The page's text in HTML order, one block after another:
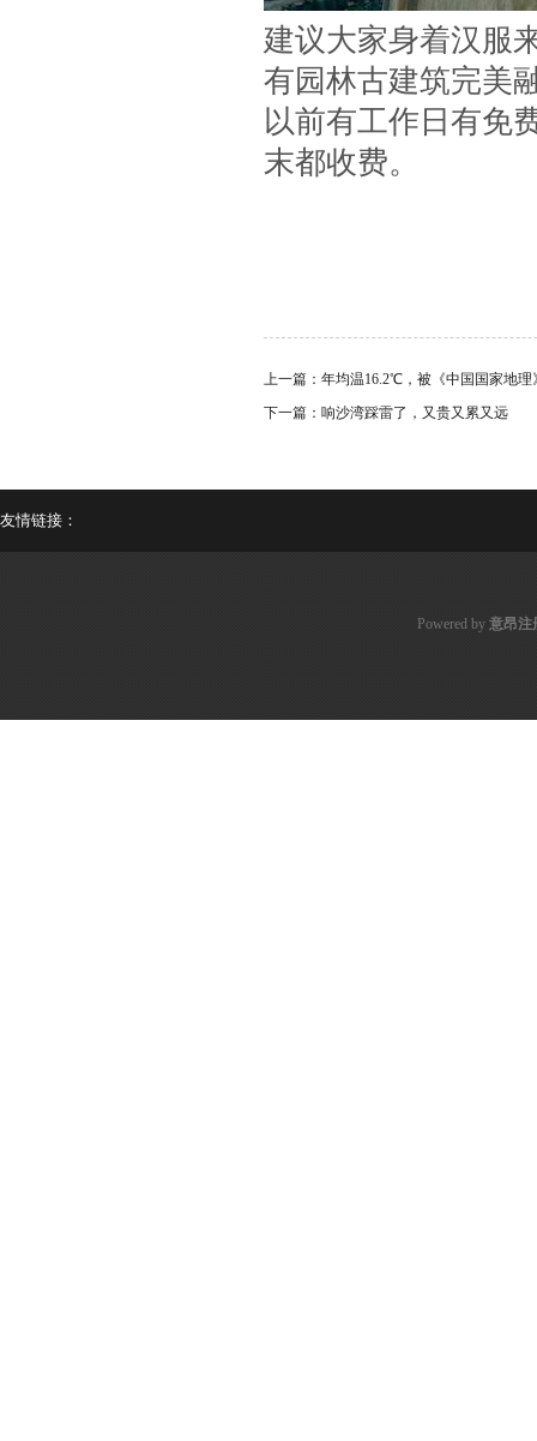
建议大家身着汉服
有园林古建筑完美
以前有工作日有免
末都收费。
上一篇： 年均温16.2℃，被《中国国家地
下一篇： 响沙湾踩雷了，又贵又累又远
友情链接：
Powered by 意昂注